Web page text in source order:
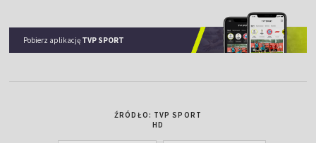
Pobierz aplikację TVP SPORT
ŹRÓDŁO: TVP SPORT
HD